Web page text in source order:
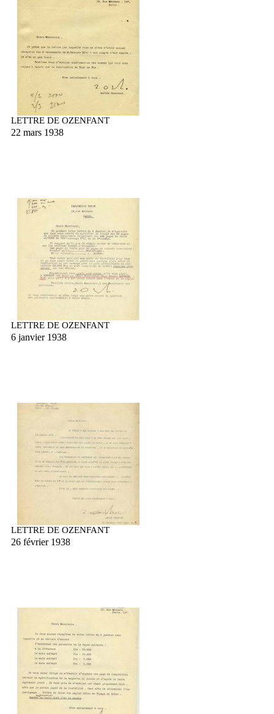
LETTRE DE OZENFANT
22 mars 1938
LETTRE DE OZENFANT
6 janvier 1938
LETTRE DE OZENFANT
26 février 1938